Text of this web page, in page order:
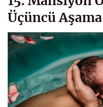
Üçüncü Aşama